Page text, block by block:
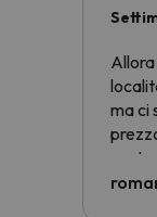
Allora
ma ci